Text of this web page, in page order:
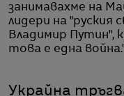
занимавахме на
лидери на "руския
Владимир Путин",
това е една
Украйна